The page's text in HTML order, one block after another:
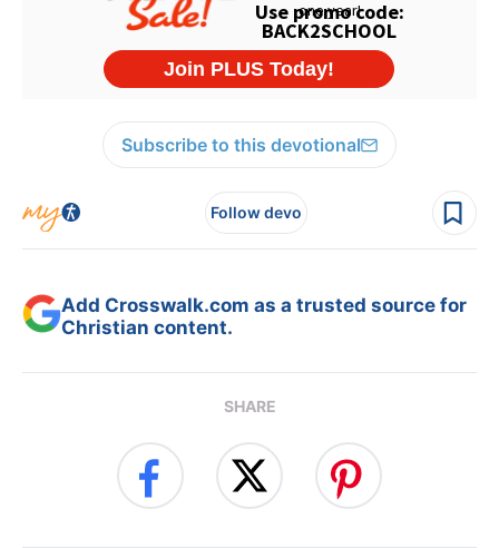
Subscribe to this devotional
Follow devo
Add Crosswalk.com as a trusted source for
Christian content.
SHARE